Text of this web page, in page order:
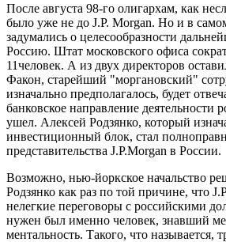
После августа 98-го олигархам, как
было уже не до J.P. Morgan. Но и в
задумались о целесообразности
Россию. Штат московского офиса
11человек. А из двух директоров
Факон, старейший "моргановский"
изначально предполагалось, будет
банковское направление деятельности
ушел. Алексей Родзянко, который
инвестиционный блок, стал
представительства J.P.Morgan в России.
Возможно, нью-йоркское начальство
Родзянко как раз по той причине, что
нелегкие переговоры с российскими
нужен был именно человек, знавший
ментальность. Такого, что называется,